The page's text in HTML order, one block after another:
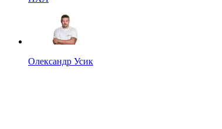
Олександр Усик